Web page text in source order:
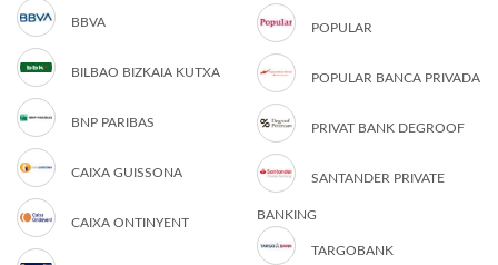
BBVA
BILBAO BIZKAIA KUTXA
BNP PARIBAS
CAIXA GUISSONA
CAIXA ONTINYENT
POPULAR
POPULAR BANCA PRIVADA
PRIVAT BANK DEGROOF
SANTANDER PRIVATE
BANKING
TARGOBANK